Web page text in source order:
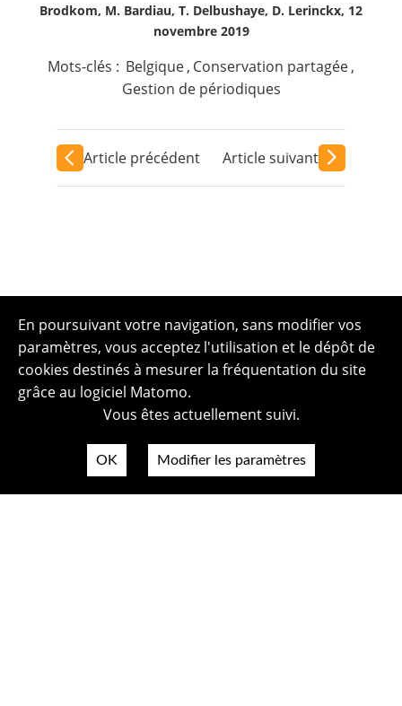
Brodkom, M. Bardiau, T. Delbushaye, D. Lerinckx, 12
novembre 2019
Mots-clés : Belgique, Conservation partagée,
Gestion de périodiques
Article précédent Article suivant
En poursuivant votre navigation, sans modifier vos
paramètres, vous acceptez l'utilisation et le dépôt de
cookies destinés à mesurer la fréquentation du site
grâce au logiciel Matomo.
Vous êtes actuellement suivi.
OK Modifier les paramètres